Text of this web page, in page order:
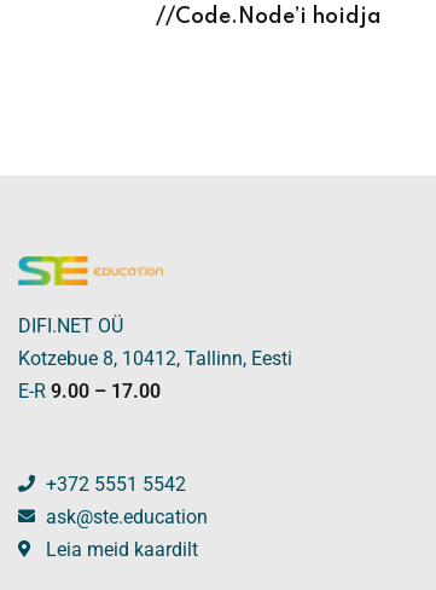
//Code.Node’i hoidja
DIFI.NET OÜ
Kotzebue 8, 10412, Tallinn, Eesti
E-R 9.00 – 17.00
+372 5551 5542
ask@ste.education
Leia meid kaardilt